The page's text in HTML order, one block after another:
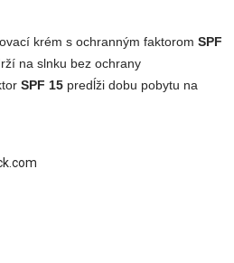
krém s ochranným faktorom SPF
na slnku bez ochrany
SPF 15 predĺži dobu pobytu na